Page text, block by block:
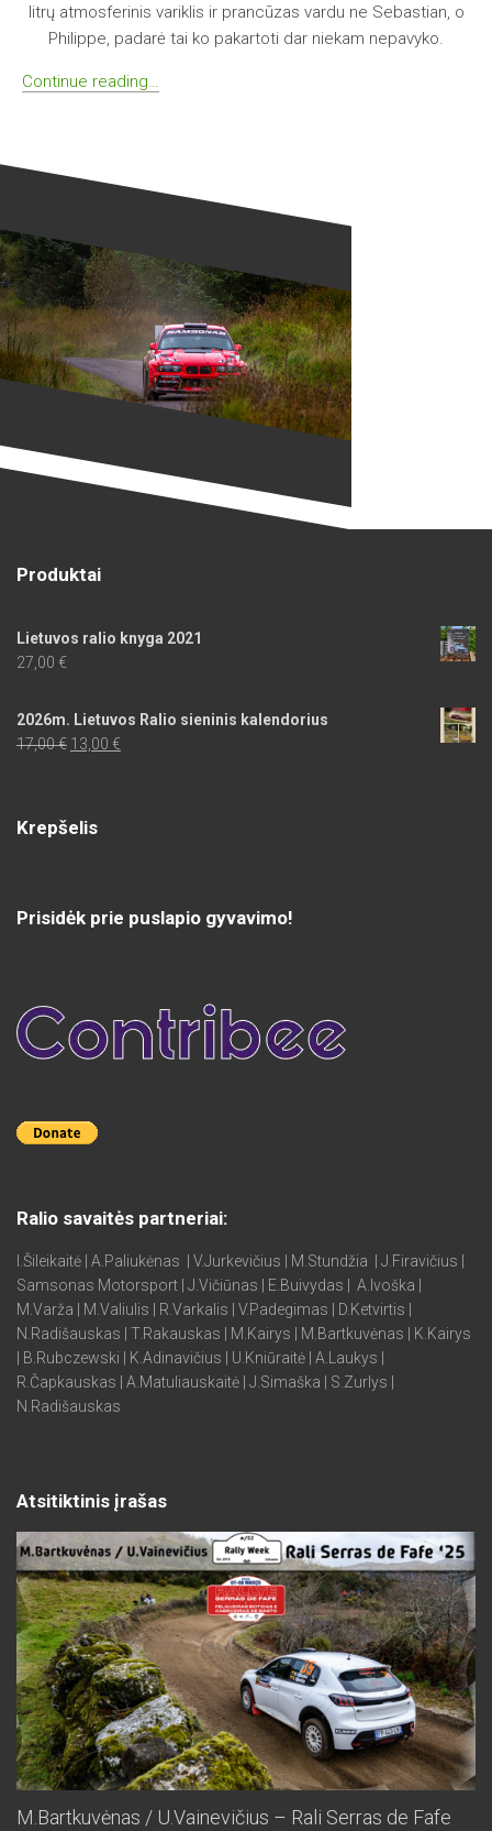
litrų atmosferinis variklis ir prancūzas vardu ne Sebastian, o
Philippe, padarė tai ko pakartoti dar niekam nepavyko.
Continue reading…
Produktai
Lietuvos ralio knyga 2021
27,00 €
2026m. Lietuvos Ralio sieninis kalendorius
17,00€ Original
13,00 €Current
Krepšelis
Prisidėk prie puslapio gyvavimo!
Ralio savaitės partneriai:
I.Šileikaitė | A.Paliukėnas | V.Jurkevičius | M.Stundžia | J.Firavičius |
Samsonas Motorsport | J.Vičiūnas | E.Buivydas | A.Ivoška |
M.Varža | M.Valiulis | R.Varkalis | V.Padegimas | D.Ketvirtis |
N.Radišauskas | T.Rakauskas | M.Kairys | M.Bartkuvėnas | K.Kairys
| B.Rubczewski | K.Adinavičius | U.Kniūraitė | A.Laukys |
R.Čapkauskas | A.Matuliauskaitė | J.Simaška | S.Zurlys |
N.Radišauskas
Atsitiktinis įrašas
M.Bartkuvėnas / U.Vainevičius – Rali Serras de Fafe